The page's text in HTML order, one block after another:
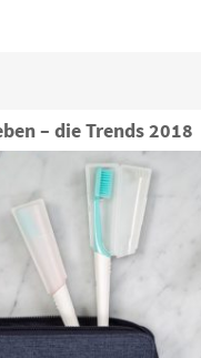
– die Trends 2018